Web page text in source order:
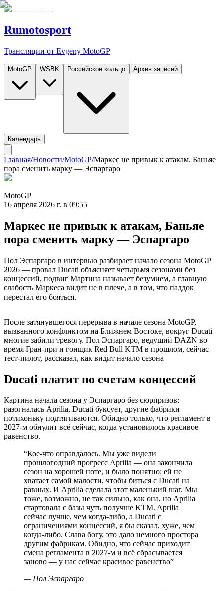
Rumotosport
Трансляции от Evgeny MotoGP
MotoGP WSBK Российское кольцо Архив записей
Календарь
Главная/Новости/MotoGP/Маркес не привык к атакам, Баньяе
пора сменить марку — Эспаргаро
MotoGP
16 апреля 2026 г. в 09:55
Маркес не привык к атакам, Баньяе
пора сменить марку — Эспаргаро
Пол Эспаргаро в интервью разбирает начало сезона MotoGP
2026 — провал Ducati объясняет четырьмя сезонами без
концессий, подвиг Мартина называет безумием, а главную
слабость Маркеса видит не в плече, а в том, что паддок
перестал его бояться.
После затянувшегося перерыва в начале сезона MotoGP,
вызванного конфликтом на Ближнем Востоке, вокруг Ducati
многие забили тревогу. Пол Эспаргаро, ведущий DAZN во
время Гран-при и гонщик Red Bull KTM в прошлом, сейчас
тест-пилот, рассказал, как видит начало сезона
Ducati платит по счетам концессий
Картина начала сезона у Эспаргаро без сюрпризов:
разогналась Aprilia, Ducati буксует, другие фабрики
потихоньку подтягиваются. Обидно только, что регламент в
2027-м обнулит всё сейчас, когда установилось красивое
равенство.
“Кое-что оправдалось. Мы уже видели
прошлогодний прогресс Aprilia — она закончила
сезон на хорошей ноте, и было понятно: ей не
хватает самой малости, чтобы биться с Ducati на
равных. И Aprilia сделала этот маленький шаг. Мы
тоже, возможно, не так сильно, как она, но Aprilia
стартовала с базы чуть получше KTM. Aprilia
сейчас лучше, чем когда-либо, а Ducati с
ограничениями концессий, я бы сказал, хуже, чем
когда-либо. Слава богу, это дало немного простора
другим фабрикам. Обидно, что сейчас приходит
смена регламента в 2027-м и всё сбрасывается
заново — у нас сейчас красивое равенство”
—Пол Эспаргаро